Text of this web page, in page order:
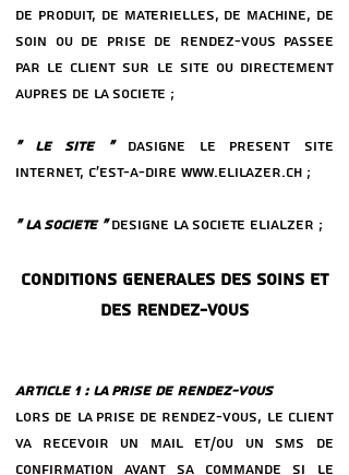
DE PRODUIT, DE MATeRIELLES, DE MACHINE, DE
SOIN OU DE PRISE DE RENDEZ-VOUS PASSeE
PAR LE CLIENT SUR LE SITE OU DIRECTEMENT
AUPReS DE LA SOCIeTe ;
« LE SITE » DaSIGNE LE PReSENT SITE
INTERNET, C’EST-a-DIRE WWW.ELILAZER.CH ;
« LA SOCIeTe »DeSIGNE LA SOCIeTe ELIALZER ;
CONDITIONS GeNeRALES DES SOINS ET
DES RENDEZ-VOUS
ARTICLE 1 : LA PRISE DE RENDEZ-VOUS
LORS DE LA PRISE DE RENDEZ-VOUS, LE CLIENT
VA RECEVOIR UN MAIL ET/OU UN SMS DE
CONFIRMATION AVANT SA COMMANDE SI LE